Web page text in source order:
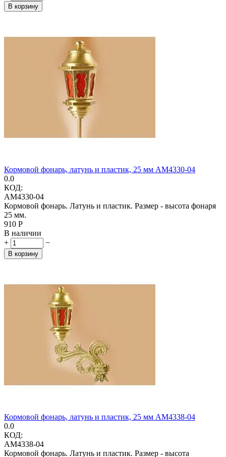
В корзину
Кормовой фонарь, латунь и пластик, 25 мм AM4330-04
0.0
КОД:
AM4330-04
Кормовой фонарь. Латунь и пластик. Размер - высота фонаря
25 мм.
‍910‍ Р
В наличии
+
−
В корзину
Кормовой фонарь, латунь и пластик, 25 мм AM4338-04
0.0
КОД:
AM4338-04
Кормовой фонарь. Латунь и пластик. Размер - высота